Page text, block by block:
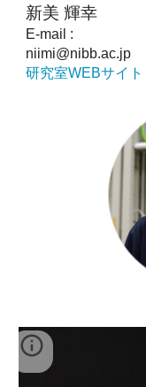
新美 輝幸
E-mail :
niimi@nibb.ac.jp
研究室WEBサイト